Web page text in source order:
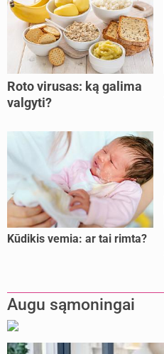
Roto virusas: ką galima
valgyti?
Kūdikis vemia: ar tai rimta?
Augu sąmoningai